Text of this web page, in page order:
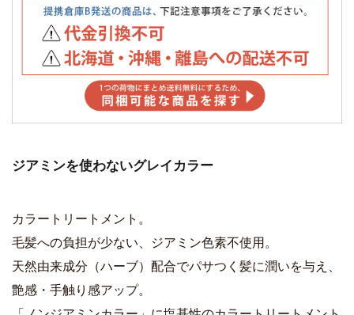
ジアミンを使わないグレイカラー
カラートリートメント。
毛髪への負担が少ない、ジアミン色素不使用。
天然由来成分（ハーブ）配合でパサつく髪に潤いを与え、
艶感・手触り感アップ。